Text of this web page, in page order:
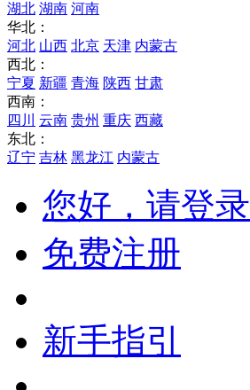
湖北 湖南 河南
华北：
河北 山西 北京 天津 内蒙古
西北：
宁夏 新疆 青海 陕西 甘肃
西南：
四川
云南 贵州 重庆 西藏
东北：
辽宁 吉林 黑龙江 内蒙古
您好，请登录
免费注册
新手指引